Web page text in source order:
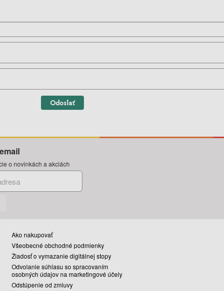
Odoslať
o novinkách a akciách
Ako nakupovať
Všeobecné obchodné podmienky
Žiadosť o vymazanie digitálnej stopy
Odvolanie súhlasu so spracovaním
osobných údajov na marketingové účely
Odstúpenie od zmluvy